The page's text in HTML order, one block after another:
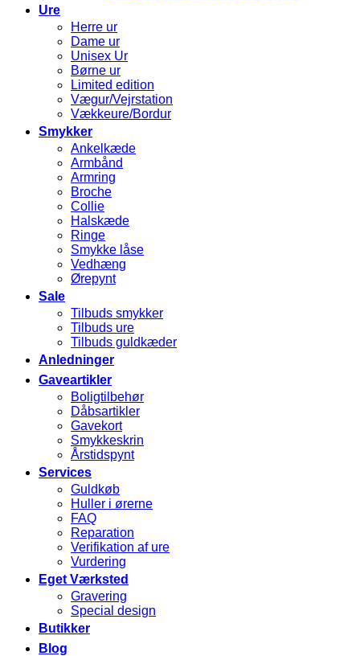
Ure
Herre ur
Dame ur
Unisex Ur
Børne ur
Limited edition
Vægur/Vejrstation
Vækkeure/Bordur
Smykker
Ankelkæde
Armbånd
Armring
Broche
Collie
Halskæde
Ringe
Smykke låse
Vedhæng
Ørepynt
Sale
Tilbuds smykker
Tilbuds ure
Tilbuds guldkæder
Anledninger
Gaveartikler
Boligtilbehør
Dåbsartikler
Gavekort
Smykkeskrin
Årstidspynt
Services
Guldkøb
Huller i ørerne
FAQ
Reparation
Verifikation af ure
Vurdering
Eget Værksted
Gravering
Special design
Butikker
Blog